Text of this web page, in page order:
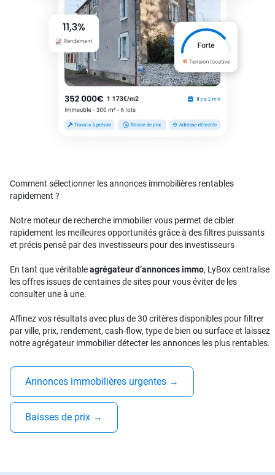
Comment sélectionner les annonces immobilières rentables
rapidement ?
Notre moteur de recherche immobilier vous permet de cibler
rapidement les meilleures opportunités grâce à des filtres puissants
et précis pensé par des investisseurs pour des investisseurs
En tant que véritableagrégateur d’annonces immo, LyBox centralise
les offres issues de centaines de sites pour vous éviter de les
consulter une à une.
Affinez vos résultats avec plus de 30 critères disponibles pour filtrer
par ville, prix, rendement, cash-flow, type de bien ou surface et laissez
notre agrégateur immobilier détecter les annonces les plus rentables.
Annonces immobilières urgentes →
Baisses de prix →